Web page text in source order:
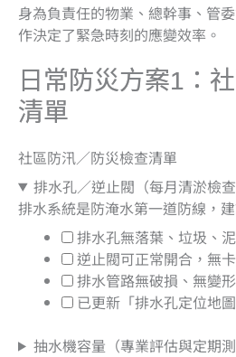
身為負責任的物業、總幹事、管
作決定了緊急時刻的應變效率。
日常防災方案1 ：
清單
社區防汛／防災檢查清單
排水孔／逆止閥（每月清淤檢查
排水系統是防淹水第一道防線，
排水孔無落葉、垃圾、
逆止閥可正常開合，無
排水管路無破損、無變
已更新「排水孔定位地
抽水機容量（專業評估與定期測